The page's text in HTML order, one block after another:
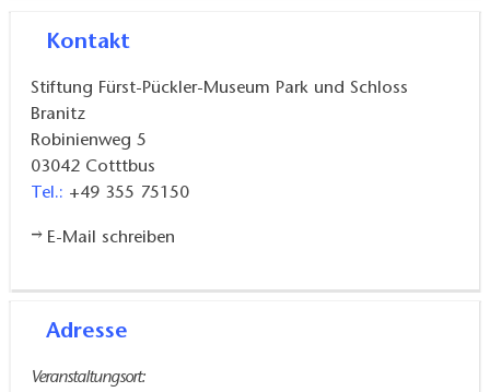
Kontakt
Stiftung Fürst-Pückler-Museum Park und Schloss
Branitz
Robinienweg 5
03042 Cotttbus
Tel.: +49 355 75150
E-Mail schreiben
Adresse
Veranstaltungsort: